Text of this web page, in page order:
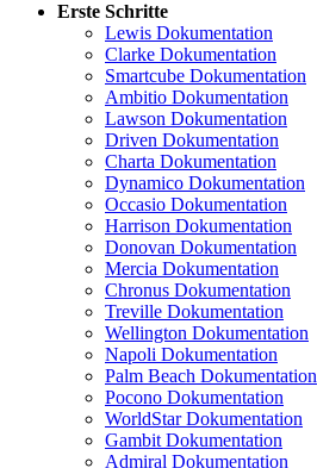
Erste Schritte
Lewis Dokumentation
Clarke Dokumentation
Smartcube Dokumentation
Ambitio Dokumentation
Lawson Dokumentation
Driven Dokumentation
Charta Dokumentation
Dynamico Dokumentation
Occasio Dokumentation
Harrison Dokumentation
Donovan Dokumentation
Mercia Dokumentation
Chronus Dokumentation
Treville Dokumentation
Wellington Dokumentation
Napoli Dokumentation
Palm Beach Dokumentation
Pocono Dokumentation
WorldStar Dokumentation
Gambit Dokumentation
Admiral Dokumentation